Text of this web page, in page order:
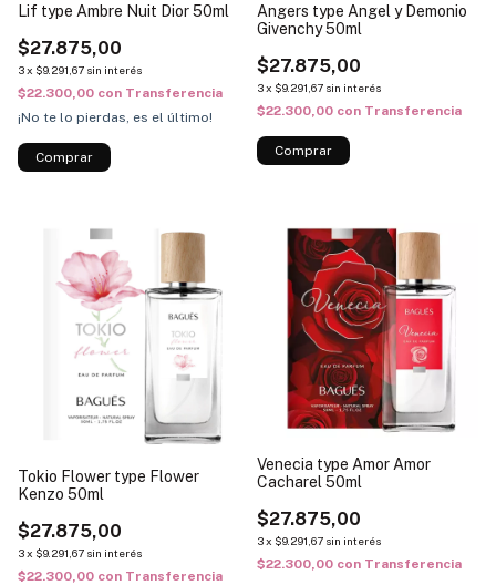
Lif type Ambre Nuit Dior 50ml
$27.875,00
3x $9.291,67 sin interés
$22.300,00 con Transferencia
¡No te lo pierdas, es el último!
Angers type Angel y Demonio
Givenchy 50ml
$27.875,00
3x $9.291,67 sin interés
$22.300,00 con Transferencia
Tokio Flower type Flower
Kenzo 50ml
$27.875,00
3x $9.291,67 sin interés
$22.300,00 con Transferencia
Venecia type Amor Amor
Cacharel 50ml
$27.875,00
3x $9.291,67 sin interés
$22.300,00 con Transferencia